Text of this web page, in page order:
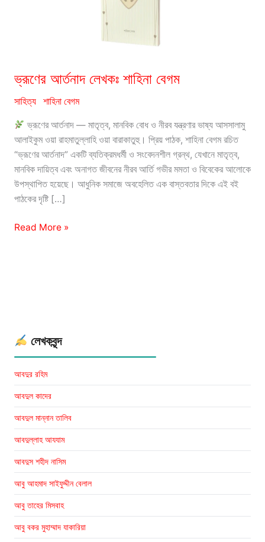
ভ্রূণের আর্তনাদ লেখকঃ শাহিনা বেগম
সাহিত্য শাহিনা বেগম
ভ্রূণের আর্তনাদ — মাতৃত্ব, মানবিক বোধ ও নীরব যন্ত্রণার ভাষ্য আসসালামু
আলাইকুম ওয়া রাহমাতুল্লাহি ওয়া বারাকাতুহু। প্রিয় পাঠক, শাহিনা বেগম রচিত
“ভ্রূণের আর্তনাদ” একটি ব্যতিক্রমধর্মী ও সংবেদনশীল গ্রন্থ, যেখানে মাতৃত্ব,
মানবিক দায়িত্ব এবং অনাগত জীবনের নীরব আর্তি গভীর মমতা ও বিবেকের আলোকে
উপস্থাপিত হয়েছে। আধুনিক সমাজে অবহেলিত এক বাস্তবতার দিকে এই বই
পাঠকের দৃষ্টি […]
ভ্রূণের
Read More »
লেখকবৃন্দ
আবদুর রহিম
আবদুল কাদের
আবদুল মান্নান তালিব
আবদুল্লাহ আযযাম
আবদুস শহীদ নাসিম
আবু আহমাদ সাইফুদ্দীন বেলাল
আবু তাহের মিসবাহ
আবু বকর মুহাম্মাদ যাকারিয়া